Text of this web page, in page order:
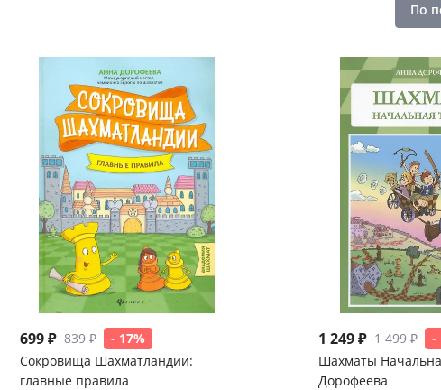
По
699 ₽ 839 ₽
- 17%
Сокровища Шахматландии:
главные правила
1 249 ₽ 1 499 ₽
-
Шахматы
Дорофеева